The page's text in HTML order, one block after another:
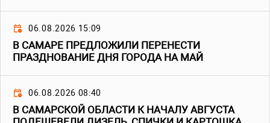
06.08.2026 15:09
В САМАРЕ ПРЕДЛОЖИЛИ ПЕРЕНЕСТИ
ПРАЗДНОВАНИЕ ДНЯ ГОРОДА НА МАЙ
06.08.2026 08:40
В САМАРСКОЙ ОБЛАСТИ К НАЧАЛУ АВГУСТА